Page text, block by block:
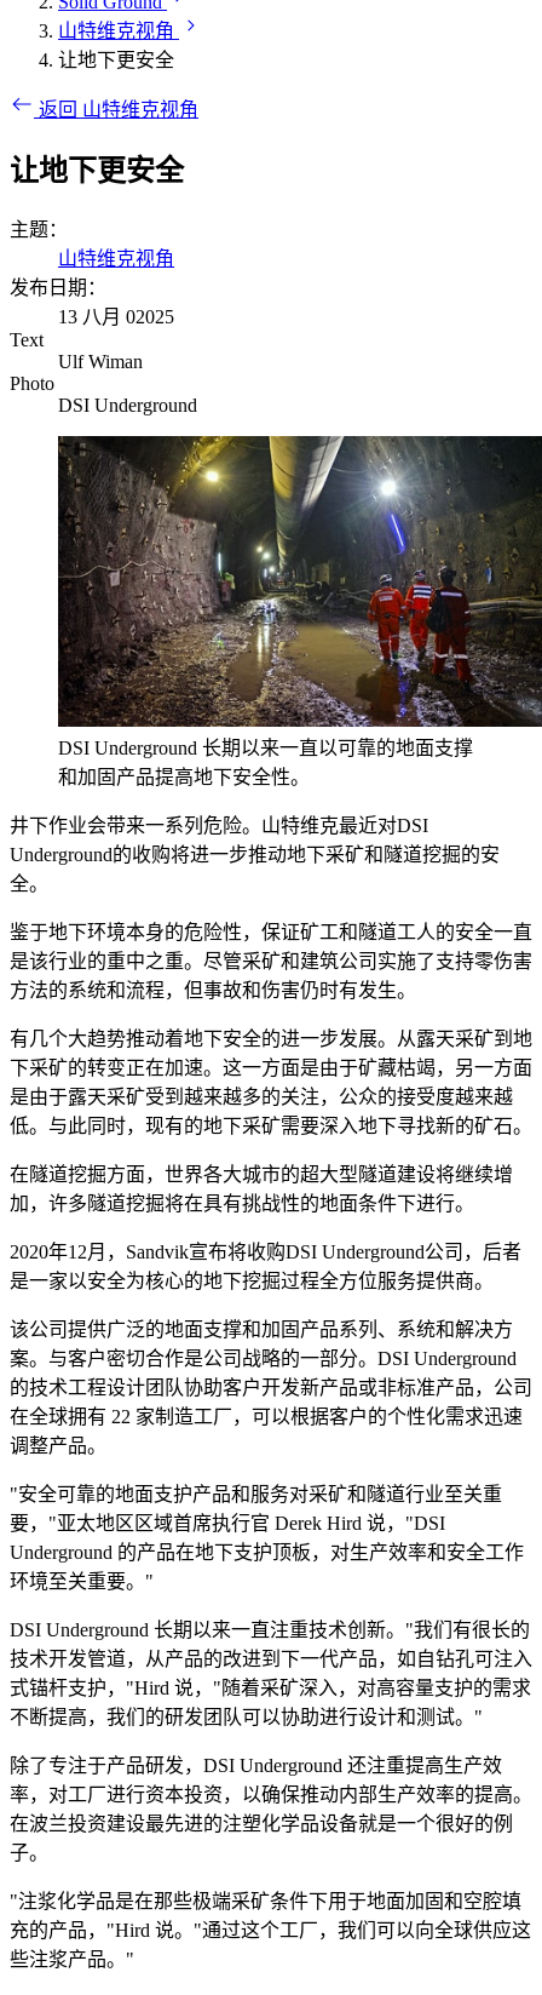
山特维克视角
让地下更安全
返回 山特维克视角
让地下更安全
主题：
山特维克视角
发布日期：
13 八月 02025
Text
Ulf Wiman
Photo
DSI Underground
DSI Underground 长期以来一直以可靠的地面支撑
和加固产品提高地下安全性。
井下作业会带来一系列危险。山特维克最近对DSI
Underground的收购将进一步推动地下采矿和隧道挖掘的安
全。
鉴于地下环境本身的危险性，保证矿工和隧道工人的安全一直
是该行业的重中之重。尽管采矿和建筑公司实施了支持零伤害
方法的系统和流程，但事故和伤害仍时有发生。
有几个大趋势推动着地下安全的进一步发展。从露天采矿到地
下采矿的转变正在加速。这一方面是由于矿藏枯竭，另一方面
是由于露天采矿受到越来越多的关注，公众的接受度越来越
低。与此同时，现有的地下采矿需要深入地下寻找新的矿石。
在隧道挖掘方面，世界各大城市的超大型隧道建设将继续增
加，许多隧道挖掘将在具有挑战性的地面条件下进行。
2020年12月，Sandvik宣布将收购DSI Underground公司，后者
是一家以安全为核心的地下挖掘过程全方位服务提供商。
该公司提供广泛的地面支撑和加固产品系列、系统和解决方
案。与客户密切合作是公司战略的一部分。DSI Underground
的技术工程设计团队协助客户开发新产品或非标准产品，公司
在全球拥有 22 家制造工厂，可以根据客户的个性化需求迅速
调整产品。
"安全可靠的地面支护产品和服务对采矿和隧道行业至关重
要，"亚太地区区域首席执行官 Derek Hird 说，"DSI
Underground 的产品在地下支护顶板，对生产效率和安全工作
环境至关重要。"
DSI Underground 长期以来一直注重技术创新。"我们有很长的
技术开发管道，从产品的改进到下一代产品，如自钻孔可注入
式锚杆支护，"Hird 说，"随着采矿深入，对高容量支护的需求
不断提高，我们的研发团队可以协助进行设计和测试。"
除了专注于产品研发，DSI Underground 还注重提高生产效
率，对工厂进行资本投资，以确保推动内部生产效率的提高。
在波兰投资建设最先进的注塑化学品设备就是一个很好的例
子。
"注浆化学品是在那些极端采矿条件下用于地面加固和空腔填
充的产品，"Hird 说。"通过这个工厂，我们可以向全球供应这
些注浆产品。"